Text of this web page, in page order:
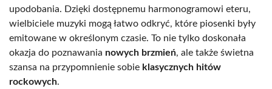
upodobania. Dzięki dostępnemu harmonogramowi eteru,
wielbiciele muzyki mogą łatwo odkryć, które piosenki były
emitowane w określonym czasie. To nie tylko doskonała
okazja do poznawania nowych brzmień, ale także świetna
szansa na przypomnienie sobie klasycznych hitów
rockowych.